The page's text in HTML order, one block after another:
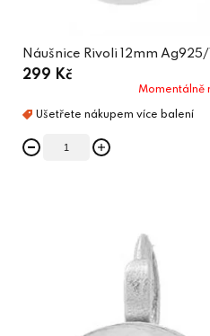
Náušnice Rivoli 12mm
299 Kč
Momentálně